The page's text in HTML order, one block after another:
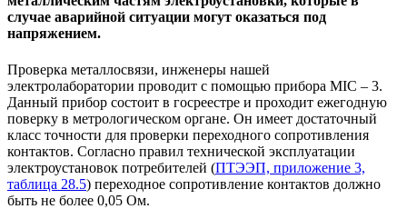
случае аварийной ситуации могут оказаться под
напряжением.
Проверка металлосвязи, инженеры нашей
электролаборатории проводит с помощью прибора MIC – 3.
Данный прибор состоит в госреестре и проходит ежегодную
поверку в метрологическом органе. Он имеет достаточный
класс точности для проверки переходного сопротивления
контактов. Согласно правил технической эксплуатации
электроустановок потребителей (ПТЭЭП, приложение 3,
таблица 28.5) переходное сопротивление контактов должно
быть не более 0,05 Ом.